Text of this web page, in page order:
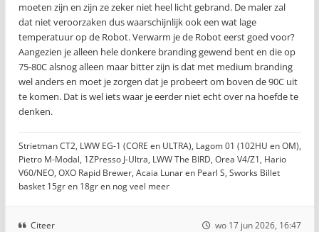
moeten zijn en zijn ze zeker niet heel licht gebrand. De maler zal
dat niet veroorzaken dus waarschijnlijk ook een wat lage
temperatuur op de Robot. Verwarm je de Robot eerst goed voor?
Aangezien je alleen hele donkere branding gewend bent en die op
75-80C alsnog alleen maar bitter zijn is dat met medium branding
wel anders en moet je zorgen dat je probeert om boven de 90C uit
te komen. Dat is wel iets waar je eerder niet echt over na hoefde te
denken.
Strietman CT2, LWW EG-1 (CORE en ULTRA), Lagom 01 (102HU en OM),
Pietro M-Modal, 1ZPresso J-Ultra, LWW The BIRD, Orea V4/Z1, Hario
V60/NEO, OXO Rapid Brewer, Acaia Lunar en Pearl S, Sworks Billet
basket 15gr en 18gr en nog veel meer
Citeer wo 17 jun 2026, 16:47